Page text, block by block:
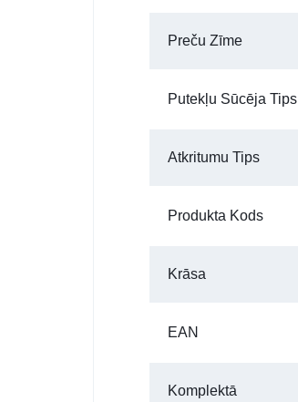
Preču Zīme
Putekļu Sūcēja Tips
Atkritumu Tips
Produkta Kods
Krāsa
EAN
Komplektā